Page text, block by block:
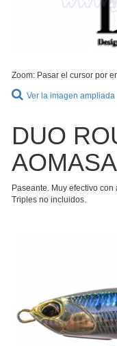
Zoom: Pasar el cursor por
Ver la imagen ampliada
DUO
AOMASA
Paseante. Muy efectivo
Triples no incluidos.